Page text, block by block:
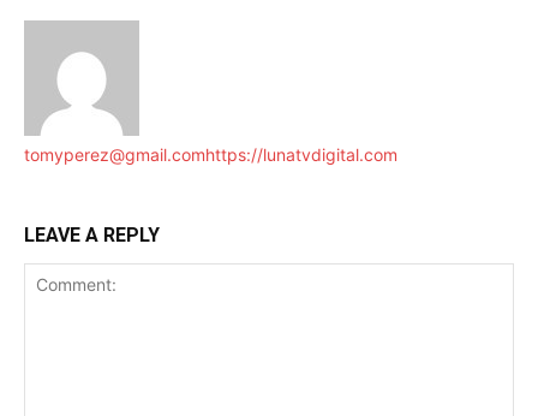
tomyperez@gmail.comhttps://lunatvdigital.com
LEAVE A REPLY